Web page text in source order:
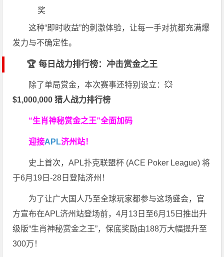
奖
这种“即时收益”的刺激体验，让每一手对抗都充满爆
发力与不确定性。
🏆 每日战力排行榜：冲击赏金之王
除了单局赏金，本次赛事还特别设立：💥
$1,000,000 猎人战力排行榜
“生肖神秘赏金之王”全面加码
迎接APL济州站！
史上首次，APL扑克联盟杯 (ACE Poker League) 将
于6月19日-28日登陆济州！
为了让广大国人乃至全球玩家都参与这场盛会，官
方宣布在APL济州站登场前，4月13日至6月15日推出升
级版“生肖神秘赏金之王”，保底奖励由188万大幅提升至
300万！